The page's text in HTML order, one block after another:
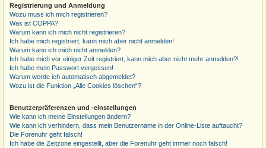
Registrierung und Anmeldung
Wozu muss ich mich registrieren?
Was ist COPPA?
Warum kann ich mich nicht registrieren?
Ich habe mich registriert, kann mich aber nicht anmelden!
Warum kann ich mich nicht anmelden?
Ich habe mich vor einiger Zeit registriert, kann mich aber nicht mehr anmelden?!
Ich habe mein Passwort vergessen!
Warum werde ich automatisch abgemeldet?
Wozu ist die Funktion „Alle Cookies löschen“?
Benutzerpräferenzen und -einstellungen
Wie kann ich meine Einstellungen ändern?
Wie kann ich verhindern, dass mein Benutzername in der Online-Liste auftaucht?
Die Forenuhr geht falsch!
Ich habe die Zeitzone eingestellt, aber die Forenuhr geht immer noch falsch!